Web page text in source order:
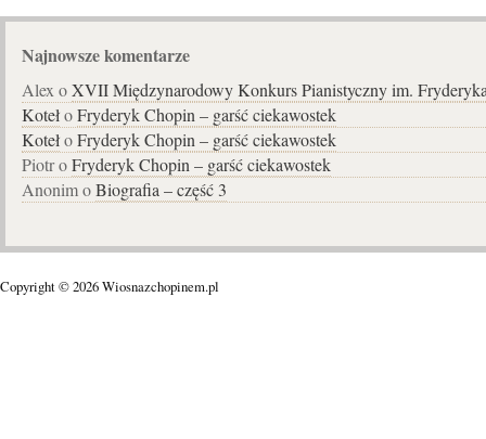
Najnowsze komentarze
Alex oXVII Międzynarodowy Konkurs Pianistyczny im.
KotełoFryderyk Chopin – garść ciekawostek
KotełoFryderyk Chopin – garść ciekawostek
Piotr oFryderyk Chopin – garść ciekawostek
Anonim oBiografia – część 3
Copyright © 2026 Wiosnazchopinem.pl